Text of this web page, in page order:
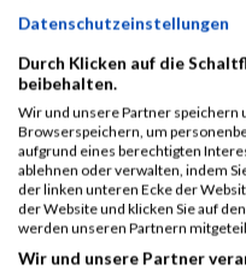
4072
Werner
3737
Eric
4071
3897
Manuel
3800
Yannic
3820
Pascal
3864
James
3731
Karl-Heinz
Datenschutzeinstellungen
Durch Klicken auf die
beibehalten.
Wir und unsere Partner speichern
Browserspeichern, um
aufgrund eines berechtigten
ablehnen oder verwalten, indem
der linken unteren Ecke der
der Website und klicken Sie auf
werden unseren Partnern
Wir und unsere Partner